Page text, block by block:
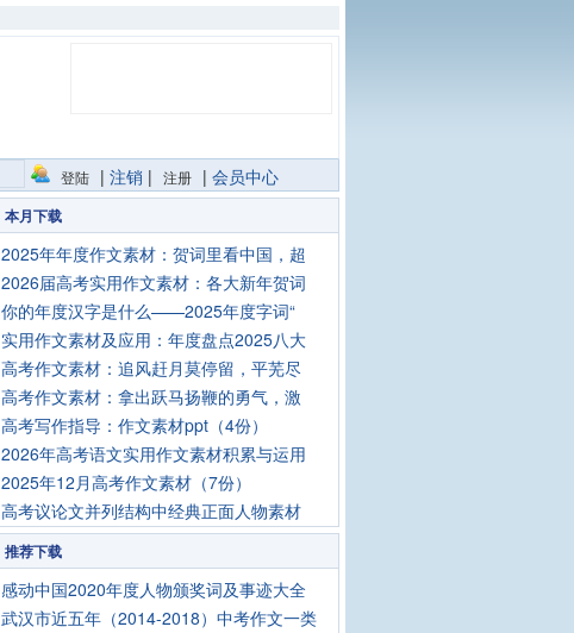
登陆 | 注销 | 注册 | 会员中心
本月下载
2025年年度作文素材：贺词里看中国，超
2026届高考实用作文素材：各大新年贺词
你的年度汉字是什么——2025年度字词“
实用作文素材及应用：年度盘点2025八大
高考作文素材：追风赶月莫停留，平芜尽
高考作文素材：拿出跃马扬鞭的勇气，激
高考写作指导：作文素材ppt（4份）
2026年高考语文实用作文素材积累与运用
2025年12月高考作文素材（7份）
高考议论文并列结构中经典正面人物素材
推荐下载
感动中国2020年度人物颁奖词及事迹大全
武汉市近五年（2014-2018）中考作文一类